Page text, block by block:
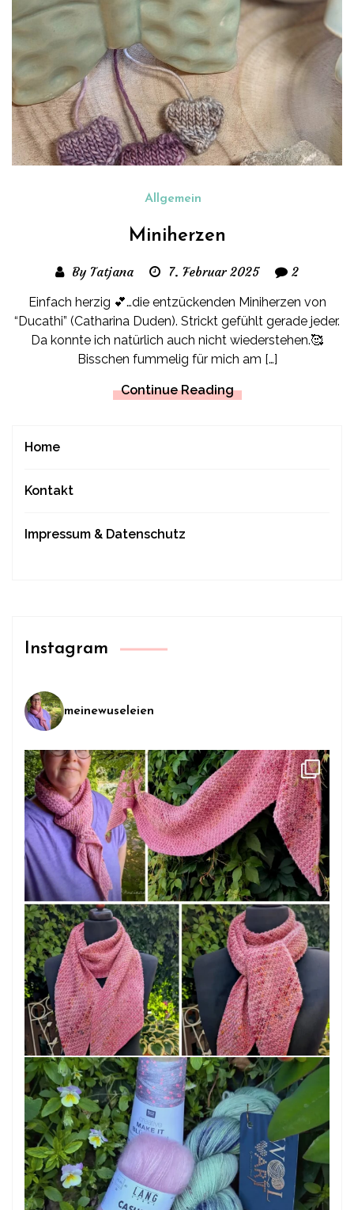
Allgemein
Miniherzen
By Tatjana 7. Februar 2025 2
Einfach herzig 💕…die entzückenden Miniherzen von
“Ducathi” (Catharina Duden). Strickt gefühlt gerade jeder.
Da konnte ich natürlich auch nicht wiederstehen.🥰
Bisschen fummelig für mich am […]
Continue Reading
Home
Kontakt
Impressum & Datenschutz
Instagram
meinewuseleien